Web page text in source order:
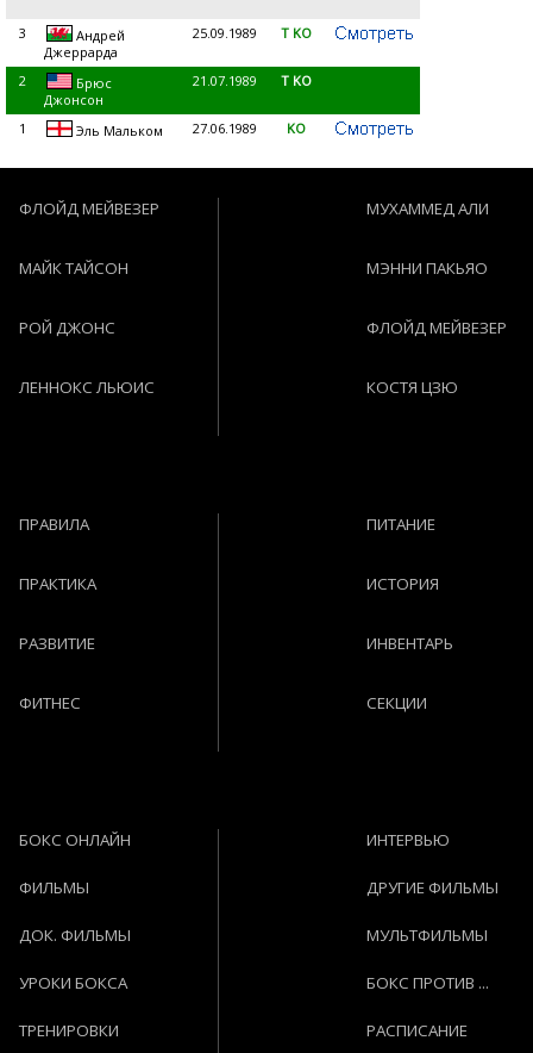
3
Андрей
Джеррарда
25.09.1989 T KO
2
Брюс
Джонсон
21.07.1989 T KO
1 Эль Мальком 27.06.1989 KO
ФЛОЙД МЕЙВЕЗЕР
МАЙК ТАЙСОН
РОЙ ДЖОНС
ЛЕННОКС ЛЬЮИС
МУХАММЕД АЛИ
МЭННИ ПАКЬЯО
ФЛОЙД МЕЙВЕЗЕР
КОСТЯ ЦЗЮ
ПРАВИЛА
ПРАКТИКА
РАЗВИТИЕ
ФИТНЕС
ПИТАНИЕ
ИСТОРИЯ
ИНВЕНТАРЬ
СЕКЦИИ
БОКС ОНЛАЙН
ФИЛЬМЫ
ДОК. ФИЛЬМЫ
УРОКИ БОКСА
ТРЕНИРОВКИ
ИНТЕРВЬЮ
ДРУГИЕ ФИЛЬМЫ
МУЛЬТФИЛЬМЫ
БОКС ПРОТИВ ...
РАСПИСАНИЕ